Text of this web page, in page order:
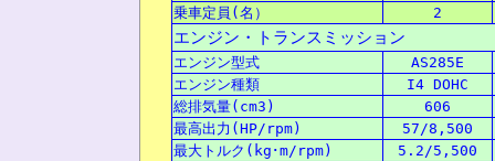
乗車定員 ( 名 ） 2
エンジン・トランスミッション
エンジン型式
AS285E
エンジン種類
I4 DOHC
総排気量(cm3)
606
最高出力 (HP/rpm)
57/8,500
最大 トルク(kg･m/rpm)
5.2/5,500